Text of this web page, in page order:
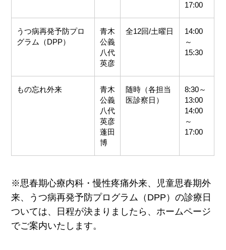
17:00
うつ病再発予防プロ
グラム（DPP）
青木
公義
八代
英彦
全12回/土曜日
14:00
～
15:30
もの忘れ外来
青木
公義
八代
英彦
蓬田
博
随時（各担当
医診察日）
8:30～
13:00
14:00
～
17:00
※思春期心療内科・慢性疼痛外来、児童思春期外
来、うつ病再発予防プログラム（DPP）の診療日
ついては、日程が決まりましたら、ホームページ
でご案内いたします。